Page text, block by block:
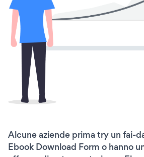
Alcune aziende prima try un fai-
Ebook Download Form o hanno